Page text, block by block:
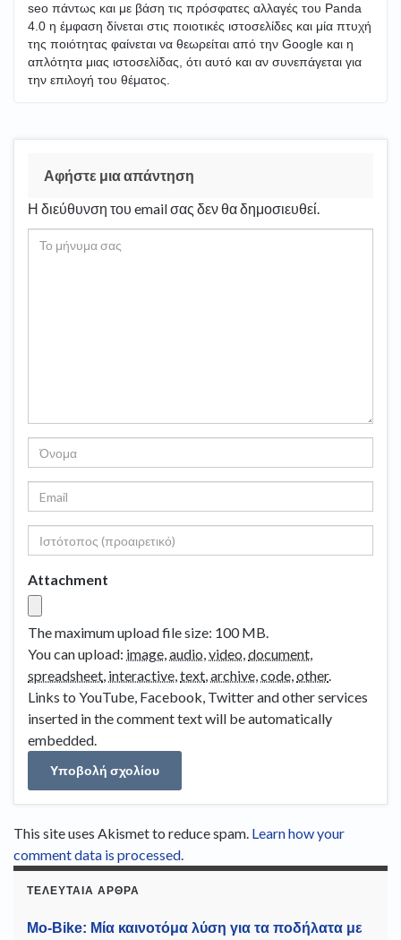
seo πάντως και με βάση τις πρόσφατες αλλαγές του Panda
4.0 η έμφαση δίνεται στις ποιοτικές ιστοσελίδες και μία πτυχή
της ποιότητας φαίνεται να θεωρείται από την Google και η
απλότητα μιας ιστοσελίδας, ότι αυτό και αν συνεπάγεται για
την επιλογή του θέματος.
Αφήστε μια απάντηση
Η διεύθυνση του email σας δεν θα δημοσιευθεί.
Attachment
The maximum upload file size: 100 MB.
You can upload: image,audio,video,document,
spreadsheet, interactive,text,archive,code,other.
Links to YouTube, Facebook, Twitter and other services
inserted in the comment text will be automatically
embedded.
This site uses Akismet to reduce spam. Learn how your
comment data is processed.
ΤΕΛΕΥΤΑΊΑ ΆΡΘΡΑ
Mo-Bike: Μία καινοτόμα λύση για τα ποδήλατα με